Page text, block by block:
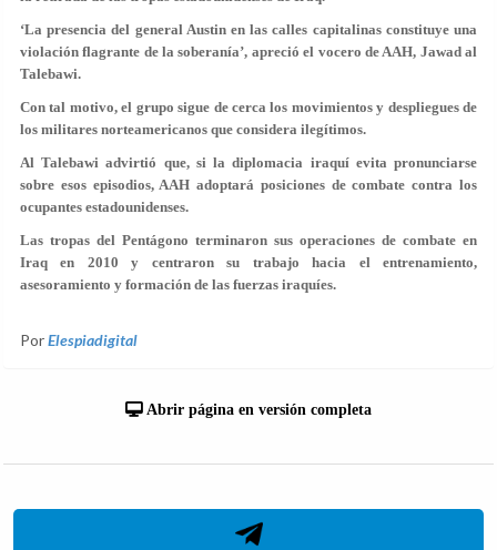
‘La presencia del general Austin en las calles capitalinas constituye una
violación flagrante de la soberanía’, apreció el vocero de AAH, Jawad al
Talebawi.
Con tal motivo, el grupo sigue de cerca los movimientos y despliegues de
los militares norteamericanos que considera ilegítimos.
Al Talebawi advirtió que, si la diplomacia iraquí evita pronunciarse
sobre esos episodios, AAH adoptará posiciones de combate contra los
ocupantes estadounidenses.
Las tropas del Pentágono terminaron sus operaciones de combate en
Iraq en 2010 y centraron su trabajo hacia el entrenamiento,
asesoramiento y formación de las fuerzas iraquíes.
PorElespiadigital
Abrir página en versión completa